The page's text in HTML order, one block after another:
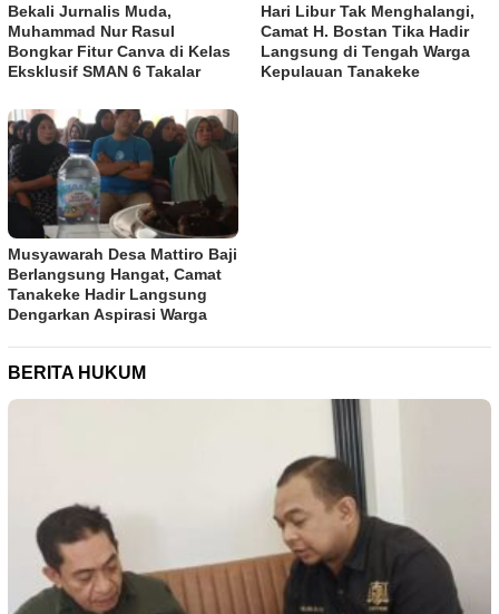
Bekali Jurnalis Muda,
Muhammad Nur Rasul
Bongkar Fitur Canva di Kelas
Eksklusif SMAN 6 Takalar
Hari Libur Tak Menghalangi,
Camat H. Bostan Tika Hadir
Langsung di Tengah Warga
Kepulauan Tanakeke
Musyawarah Desa Mattiro Baji
Berlangsung Hangat, Camat
Tanakeke Hadir Langsung
Dengarkan Aspirasi Warga
BERITA HUKUM